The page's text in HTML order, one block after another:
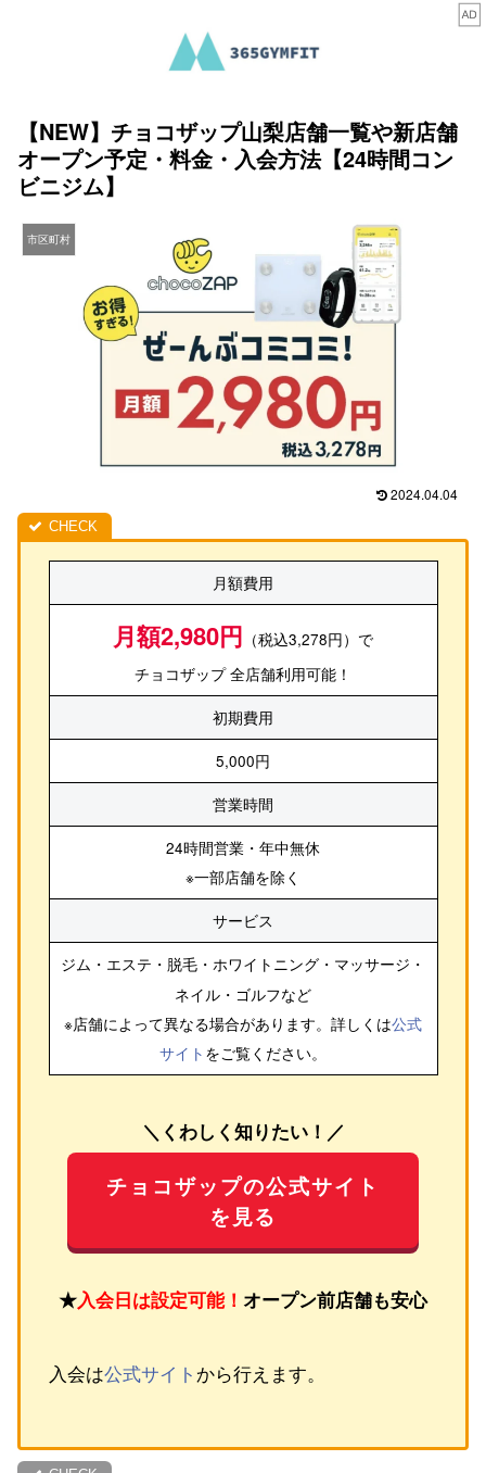
【NEW】チョコザップ山梨店舗一覧や新店舗
オープン予定・料金・入会方法【24時間コン
ビニジム】
市区町村
2024.04.04
月額費用
月額2,980円 （税込3,278円）で
チョコザップ 全店舗利用可能！
初期費用
5,000円
営業時間
24時間営業・年中無休
※一部店舗を除く
サービス
ジム・エステ・脱毛・ホワイトニング・マッサージ・
ネイル・ゴルフなど
※店舗によって異なる場合があります。詳しくは公式
サイト をご覧ください。
＼くわしく知りたい！／
チョコザップの公式サイト
を見る
★入会日は設定可能！ オープン前店舗も安心
入会は公式サイト から行えます。